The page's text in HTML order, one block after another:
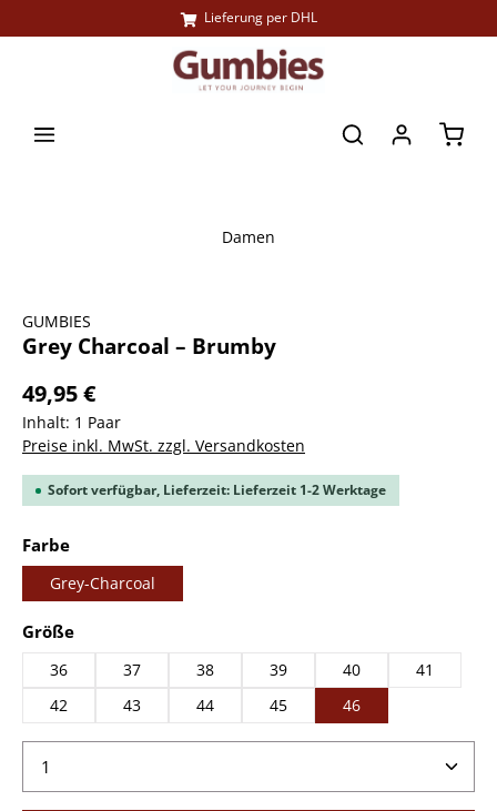
Lieferung per DHL
Damen
GUMBIES
Grey Charcoal – Brumby
49,95 €
Inhalt: 1 Paar
Preise inkl. MwSt. zzgl. Versandkosten
Sofort verfügbar, Lieferzeit: Lieferzeit 1-2 Werktage
Farbeauswählen
Grey-Charcoal
Größeauswählen
36 37 38 39 40
41
42
43 44 45 46
Produkt Anzahl: Gib den gewünschten Wert ein